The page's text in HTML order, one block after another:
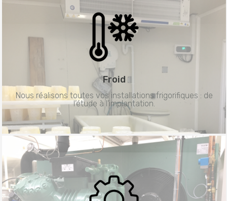
Froid
Nous réalisons toutes vos installations frigorifiques : de
l’étude à l’implantation.